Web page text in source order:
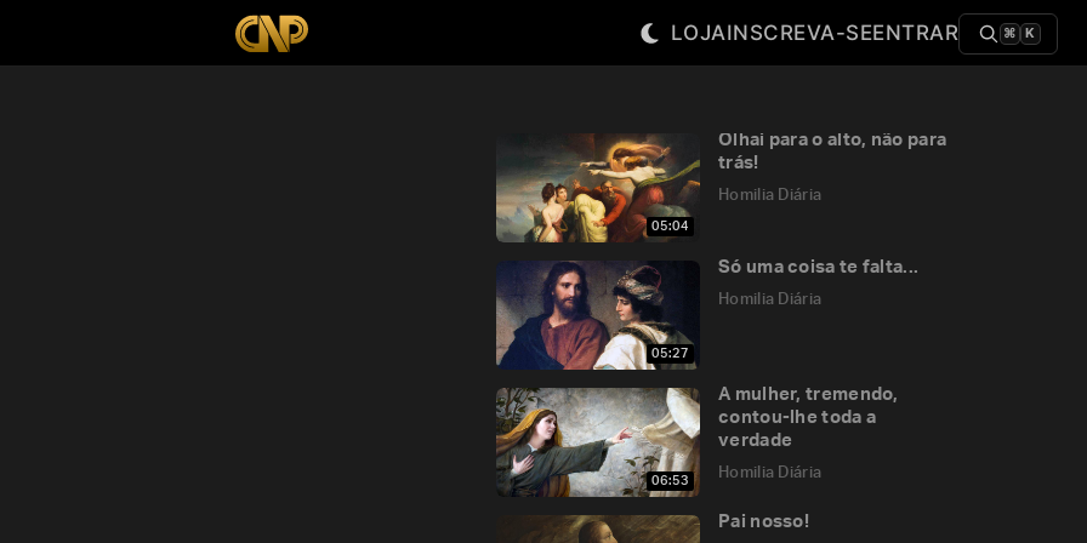
LOJAINSCREVA-SEENTRAR ⌘ K
05:04
Olhai para o alto, não para
trás!
Homilia Diária
05:27
Só uma coisa te falta...
Homilia Diária
06:53
A mulher, tremendo,
contou-lhe toda a
verdade
Homilia Diária
Pai nosso!